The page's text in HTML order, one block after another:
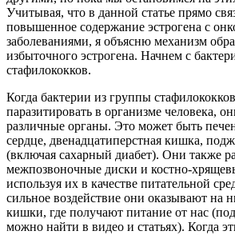
Учитывая, что в данной статье прямо
повышенное содержание эстрогена с
заболеваниями, я объясню механизм
избыточного эстрогена. Начнем с
стафилококков.
Когда бактерии из группы
паразитировать в организме человека,
различные органы. Это может быть
сердце, двенадцатиперстная кишка,
(включая сахарный диабет). Они также
межпозвоночные диски и костно-
используя их в качестве питательной
сильное воздействие они оказывают на
кишки, где получают питание от нас
можно найти в видео и статьях). Когда